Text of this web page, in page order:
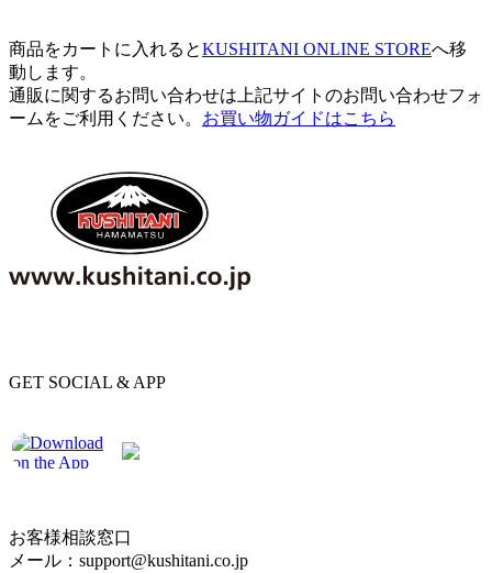
商品をカートに入れるとKUSHITANI ONLINE STOREへ移
動します。
通販に関するお問い合わせは上記サイトのお問い合わせフォ
ームをご利用ください。 お買い物ガイドはこちら
GET SOCIAL & APP
お客様相談窓口
メール：support@kushitani.co.jp